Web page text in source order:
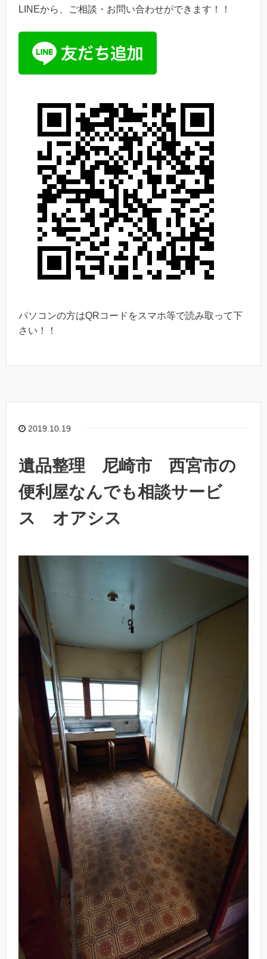
LINEから、ご相談・お問い合わせができます！！
パソコンの方はQRコードをスマホ等で読み取って下
さい！！
2019.10.19
遺品整理 尼崎市 西宮市の
便利屋なんでも相談サービ
ス オアシス